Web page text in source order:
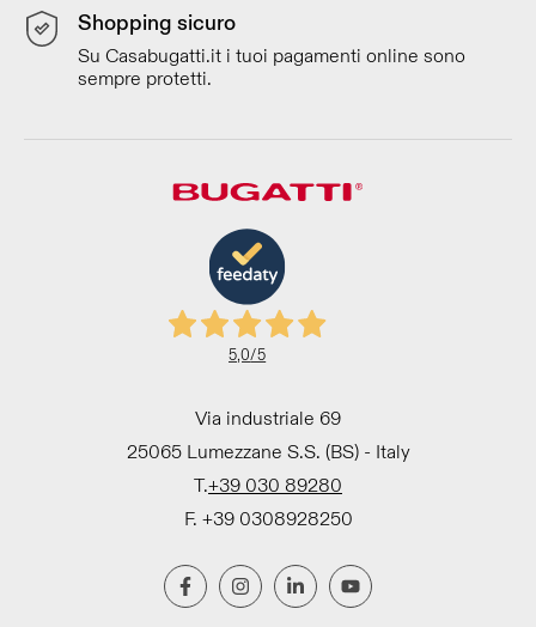
Shopping sicuro
Su Casabugatti.it i tuoi pagamenti online sono
sempre protetti.
5,0/5
Via industriale 69
25065 Lumezzane S.S. (BS) - Italy
T.+39 030 89280
F. +39 0308928250